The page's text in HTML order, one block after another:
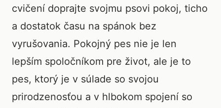
cvičení doprajte svojmu psovi pokoj, ticho
a dostatok času na spánok bez
vyrušovania. Pokojný pes nie je len
lepším spoločníkom pre život, ale je to
pes, ktorý je v súlade so svojou
prirodzenosťou a v hlbokom spojení so